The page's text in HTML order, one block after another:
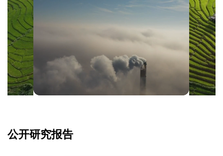
公开研究报告